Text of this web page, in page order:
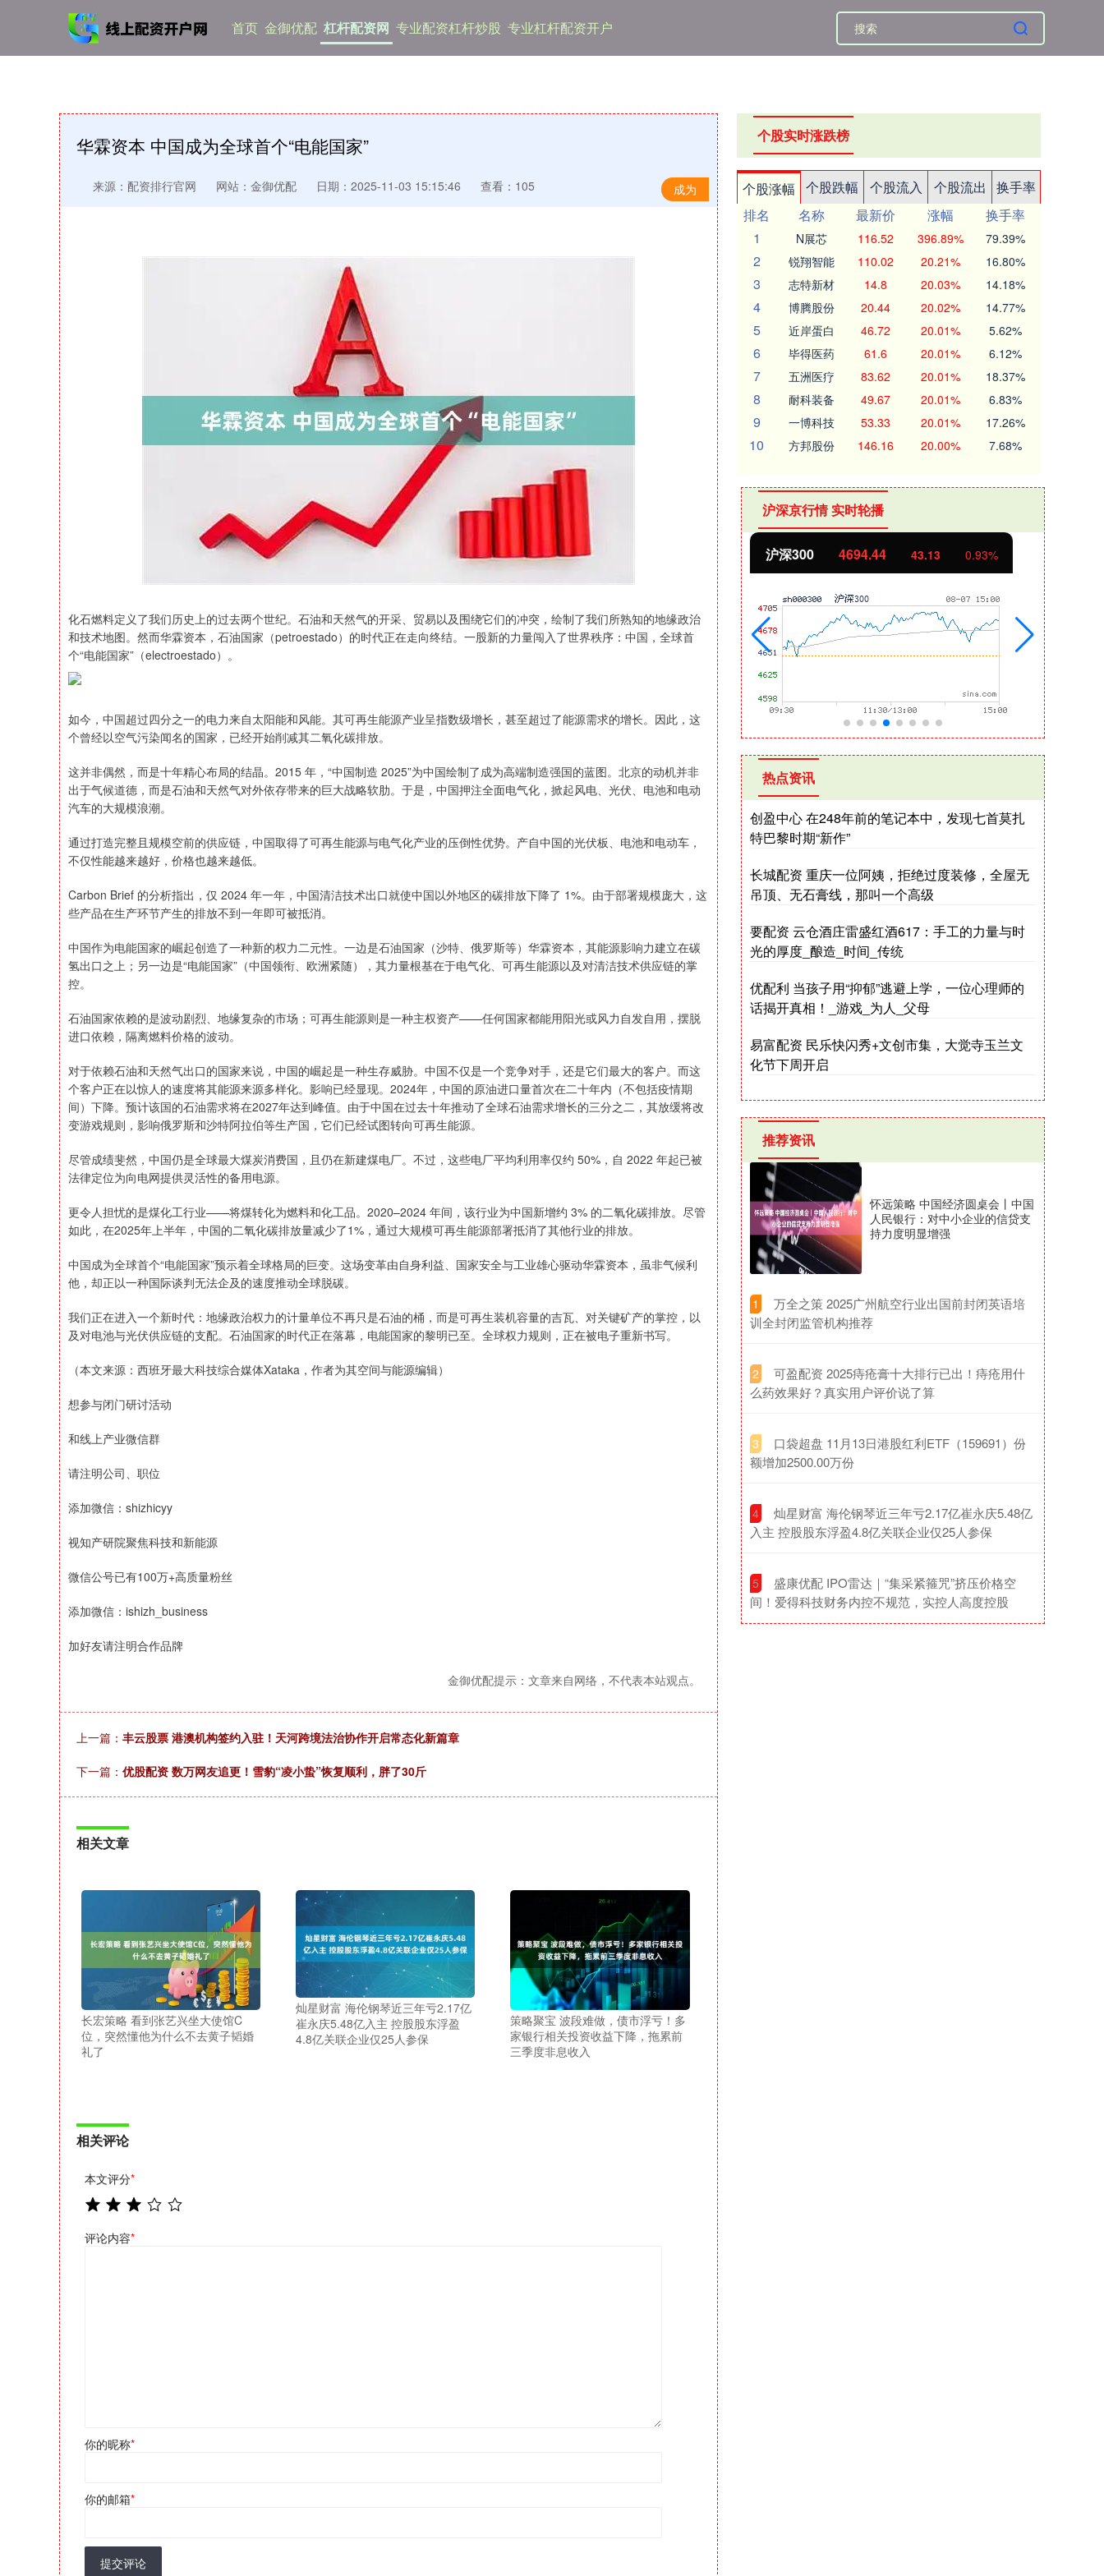
首页 金御优配 杠杆配资网 专业配资杠杆炒股 专业杠杆配资开户
华霖资本 中国成为全球首个“电能国家”
成为
来源：配资排行官网 网站：金御优配 日期：2025-11-03 15:15:46 查看：105
化石燃料定义了我们历史上的过去两个世纪。石油和天然气的开采、贸易以及围绕它们的冲突，绘制了我们所熟知的地缘政治
和技术地图。然而华霖资本，石油国家（petroestado）的时代正在走向终结。一股新的力量闯入了世界秩序：中国，全球首
个“电能国家”（electroestado）。
如今，中国超过四分之一的电力来自太阳能和风能。其可再生能源产业呈指数级增长，甚至超过了能源需求的增长。因此，这
个曾经以空气污染闻名的国家，已经开始削减其二氧化碳排放。
这并非偶然，而是十年精心布局的结晶。2015 年，“中国制造 2025”为中国绘制了成为高端制造强国的蓝图。北京的动机并非
出于气候道德，而是石油和天然气对外依存带来的巨大战略软肋。于是，中国押注全面电气化，掀起风电、光伏、电池和电动
汽车的大规模浪潮。
通过打造完整且规模空前的供应链，中国取得了可再生能源与电气化产业的压倒性优势。产自中国的光伏板、电池和电动车，
不仅性能越来越好，价格也越来越低。
Carbon Brief 的分析指出，仅 2024 年一年，中国清洁技术出口就使中国以外地区的碳排放下降了 1%。由于部署规模庞大，这
些产品在生产环节产生的排放不到一年即可被抵消。
中国作为电能国家的崛起创造了一种新的权力二元性。一边是石油国家（沙特、俄罗斯等）华霖资本，其能源影响力建立在碳
氢出口之上；另一边是“电能国家”（中国领衔、欧洲紧随），其力量根基在于电气化、可再生能源以及对清洁技术供应链的掌
控。
石油国家依赖的是波动剧烈、地缘复杂的市场；可再生能源则是一种主权资产——任何国家都能用阳光或风力自发自用，摆脱
进口依赖，隔离燃料价格的波动。
对于依赖石油和天然气出口的国家来说，中国的崛起是一种生存威胁。中国不仅是一个竞争对手，还是它们最大的客户。而这
个客户正在以惊人的速度将其能源来源多样化。影响已经显现。2024年，中国的原油进口量首次在二十年内（不包括疫情期
间）下降。预计该国的石油需求将在2027年达到峰值。由于中国在过去十年推动了全球石油需求增长的三分之二，其放缓将改
变游戏规则，影响俄罗斯和沙特阿拉伯等生产国，它们已经试图转向可再生能源。
尽管成绩斐然，中国仍是全球最大煤炭消费国，且仍在新建煤电厂。不过，这些电厂平均利用率仅约 50%，自 2022 年起已被
法律定位为向电网提供灵活性的备用电源。
更令人担忧的是煤化工行业——将煤转化为燃料和化工品。2020–2024 年间，该行业为中国新增约 3% 的二氧化碳排放。尽管
如此，在2025年上半年，中国的二氧化碳排放量减少了1%，通过大规模可再生能源部署抵消了其他行业的排放。
中国成为全球首个“电能国家”预示着全球格局的巨变。这场变革由自身利益、国家安全与工业雄心驱动华霖资本，虽非气候利
他，却正以一种国际谈判无法企及的速度推动全球脱碳。
我们正在进入一个新时代：地缘政治权力的计量单位不再只是石油的桶，而是可再生装机容量的吉瓦、对关键矿产的掌控，以
及对电池与光伏供应链的支配。石油国家的时代正在落幕，电能国家的黎明已至。全球权力规则，正在被电子重新书写。
（本文来源：西班牙最大科技综合媒体Xataka，作者为其空间与能源编辑）
想参与闭门研讨活动
和线上产业微信群
请注明公司、职位
添加微信：shizhicyy
视知产研院聚焦科技和新能源
微信公号已有100万+高质量粉丝
添加微信：ishizh_business
加好友请注明合作品牌
金御优配提示：文章来自网络，不代表本站观点。
上一篇： 丰云股票 港澳机构签约入驻！天河跨境法治协作开启常态化新篇章
下一篇： 优股配资 数万网友追更！雪豹“凌小蛰”恢复顺利，胖了30斤
相关文章
长宏策略 看到张艺兴坐大使馆C
位，突然懂他为什么不去黄子韬婚
礼了
灿星财富 海伦钢琴近三年亏2.17亿
崔永庆5.48亿入主 控股股东浮盈
4.8亿关联企业仅25人参保
策略聚宝 波段难做，债市浮亏！多
家银行相关投资收益下降，拖累前
三季度非息收入
相关评论
本文评分*
评论内容*
你的昵称*
你的邮箱*
提交评论
个股实时涨跌榜
个股涨幅 个股跌幅 个股流入 个股流出
换手率
排名
名称 最新价 涨幅
换手率
1
N展芯 116.52 396.89% 79.39%
2 锐翔智能 110.02 20.21% 16.80%
3 志特新材 14.8 20.03% 14.18%
4 博腾股份 20.44 20.02% 14.77%
5 近岸蛋白 46.72 20.01% 5.62%
6 毕得医药 61.6 20.01% 6.12%
7 五洲医疗 83.62 20.01% 18.37%
8 耐科装备 49.67 20.01% 6.83%
9 一博科技 53.33 20.01% 17.26%
10 方邦股份 146.16 20.00% 7.68%
沪深京行情 实时轮播
深证成指 14311.01 沪深300 4694.44 北证50 1134.24 11.37 1.01%
热点资讯
创盈中心 在248年前的笔记本中，发现七首莫扎
特巴黎时期“新作”
长城配资 重庆一位阿姨，拒绝过度装修，全屋无
吊顶、无石膏线，那叫一个高级
要配资 云仓酒庄雷盛红酒617：手工的力量与时
光的厚度_酿造_时间_传统
优配利 当孩子用“抑郁”逃避上学，一位心理师的
话揭开真相！_游戏_为人_父母
易富配资 民乐快闪秀+文创市集，大觉寺玉兰文
化节下周开启
推荐资讯
怀远策略 中国经济圆桌会丨中国
人民银行：对中小企业的信贷支
持力度明显增强
1
​万全之策 2025广州航空行业出国前封闭英语培
训全封闭监管机构推荐
2
​可盈配资 2025痔疮膏十大排行已出！痔疮用什
么药效果好？真实用户评价说了算
3
​口袋超盘 11月13日港股红利ETF（159691）份
额增加2500.00万份
4
​灿星财富 海伦钢琴近三年亏2.17亿崔永庆5.48亿
入主 控股股东浮盈4.8亿关联企业仅25人参保
5
​盛康优配 IPO雷达｜“集采紧箍咒”挤压价格空
间！爱得科技财务内控不规范，实控人高度控股